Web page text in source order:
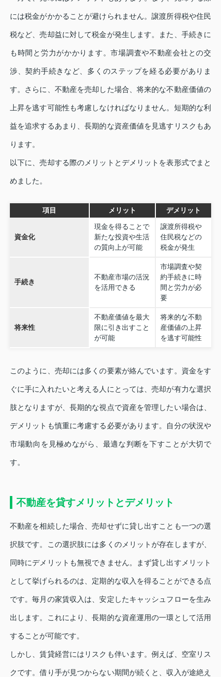
には税金がかかることが避けられません。譲渡所得税や住民
税など、売却益に対して税金が発生します。また、手続きに
も時間と労力がかかります。市場調査や不動産会社との交
渉、契約手続きなど、多くのステップを経る必要がありま
す。さらに、不動産を売却した場合、将来的な不動産価値の
上昇を逃す可能性も考慮しなければなりません。短期的な利
益を追求するあまり、長期的な資産価値を見逃すリスクもあ
ります。
以下に、売却する際のメリットとデメリットを表形式でまと
めました。
項目 メリット デメリット
資金化
現金を得ることで
新たな投資や生活
の質向上が可能
譲渡所得税や
住民税などの
税金が発生
手続き
不動産市場の活況
を活用できる
市場調査や契
約手続きに時
間と労力が必
要
将来性
不動産価値を最大
限に引き出すこと
が可能
将来的な不動
産価値の上昇
を逃す可能性
このように、売却には多くの要素が絡んでいます。資金をす
ぐに手に入れたいと考える人にとっては、売却が有力な選択
肢となりますが、長期的な視点で資産を管理したい場合は、
デメリットも慎重に考慮する必要があります。自分の状況や
市場動向を見極めながら、最適な判断を下すことが大切で
す。
不動産を貸すメリットとデメリット
不動産を相続した場合、売却せずに貸し出すことも一つの選
択肢です。この選択肢には多くのメリットが存在しますが、
同時にデメリットも無視できません。まず貸し出すメリット
として挙げられるのは、定期的な収入を得ることができる点
です。毎月の家賃収入は、安定したキャッシュフローを生み
出します。これにより、長期的な資産運用の一環として活用
することが可能です。
しかし、賃貸経営にはリスクも伴います。例えば、空室リス
クです。借り手が見つからない期間が続くと、収入が途絶え